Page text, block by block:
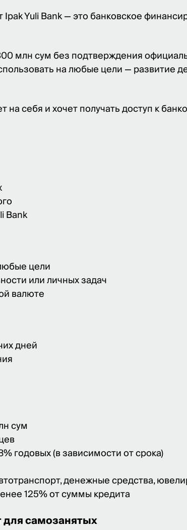
Расходы на страхование
*ПСК — расходы, которые заемщик
Yuli Bank — это банковское
млн сум без подтверждения
на любые цели — развитие
на себя и хочет получать доступ к
Bank
цели
или личных задач
валюте
дней
сум
годовых (в зависимости от срока)
денежные средства,
125% от суммы кредита
самозанятых